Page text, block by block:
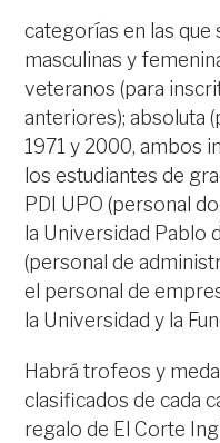
categorías en las
masculinas y
veteranos (para
anteriores); absoluta
1971 y 2000, ambos
los estudiantes de
PDI UPO (personal
la Universidad Pablo
(personal de
el personal de
la Universidad y la
Habrá trofeos y
clasificados de cada
regalo de El Corte